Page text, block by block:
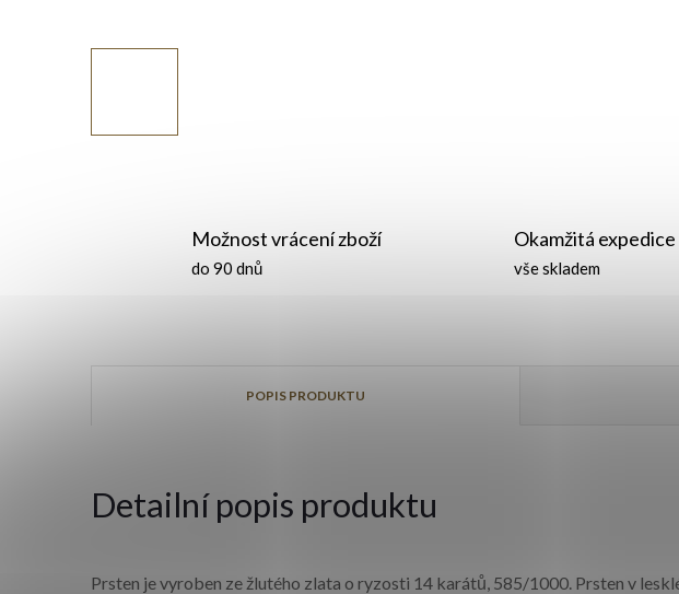
Možnost vrácení zboží
do 90 dnů
Okamžitá expedice
vše skladem
POPIS PRODUKTU
Detailní popis produktu
Prsten je vyroben ze žlutého zlata o ryzosti 14 karátů, 585/1000. Prsten v